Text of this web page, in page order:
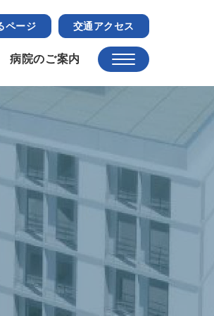
ページ 交通アクセス
病院のご案内